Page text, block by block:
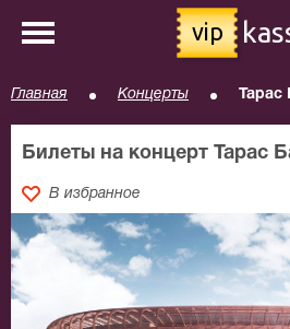
vip
Главная Концерты Тарас
Билеты на концерт Тарас
В избранное